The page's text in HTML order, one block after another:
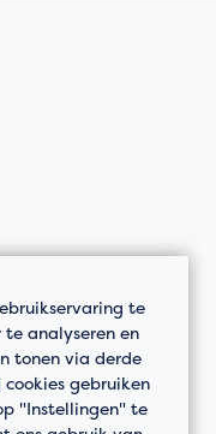
te
analyseren en
tonen via derde
gebruiken
"Instellingen" te